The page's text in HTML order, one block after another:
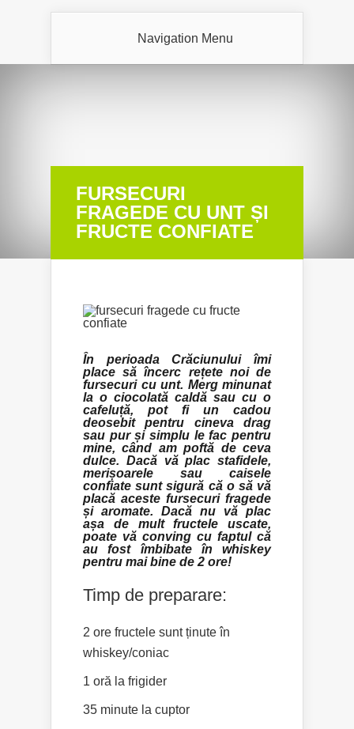
Navigation Menu
FURSECURI
FRAGEDE CU UNT ȘI
FRUCTE CONFIATE
În perioada Crăciunului îmi
place să încerc rețete noi de
fursecuri cu unt. Merg minunat
la o ciocolată caldă sau cu o
cafeluță, pot fi un cadou
deosebit pentru cineva drag
sau pur și simplu le fac pentru
mine, când am poftă de ceva
dulce. Dacă vă plac stafidele,
merișoarele sau caisele
confiate sunt sigură că o să vă
placă aceste fursecuri fragede
și aromate. Dacă nu vă plac
așa de mult fructele uscate,
poate vă conving cu faptul că
au fost îmbibate în whiskey
pentru mai bine de 2 ore!
Timp de preparare:
2 ore fructele sunt ținute în
whiskey/coniac
1 oră la frigider
35 minute la cuptor